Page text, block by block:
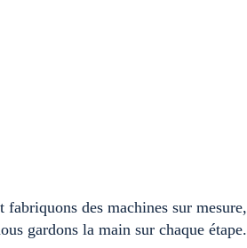
des machines sur mesure,
gardons la main sur chaque étape.